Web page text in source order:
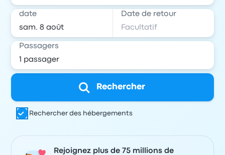
date Date de retour
Passagers
Rechercher
Rechercher des hébergements
Rejoignez plus de 75 millions de